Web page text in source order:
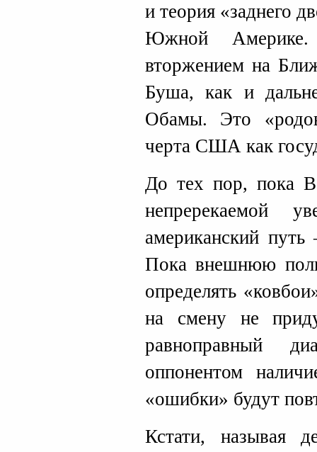
и теория «заднего
Южной
вторжением на
Буша, как и
Обамы. Это
черта США как
До тех пор, пока
непререкаемой
американский
Пока внешнюю
определять
на смену не
равноправный
оппонентом
«ошибки» будут
Кстати, называя